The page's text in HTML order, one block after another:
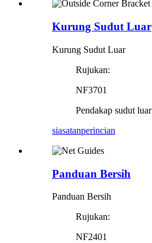
Kurung Sudut Luar
Kurung Sudut Luar
Rujukan:
NF3701
Pendakap sudut luar
siasatanperincian
Panduan Bersih
Panduan Bersih
Rujukan:
NF2401